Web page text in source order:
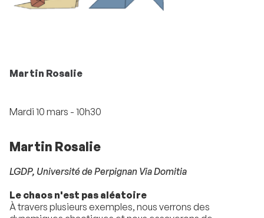
Martin Rosalie
Mardi 10 mars - 10h30
Martin Rosalie
LGDP, Université de Perpignan Via Domitia
Le chaos n'est pas aléatoire
À travers plusieurs exemples, nous verrons des